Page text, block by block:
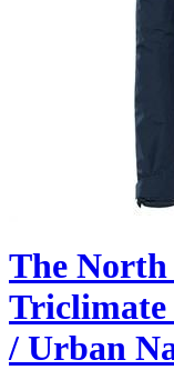
The North
Triclimate
/ Urban